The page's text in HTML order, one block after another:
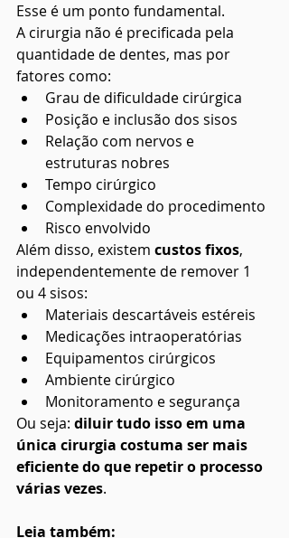
Esse é um ponto fundamental.
A cirurgia não é precificada pela
quantidade de dentes, mas por
fatores como:
Grau de dificuldade cirúrgica
Posição e inclusão dos sisos
Relação com nervos e
estruturas nobres
Tempo cirúrgico
Complexidade do procedimento
Risco envolvido
Além disso, existem custos fixos,
independentemente de remover 1
ou 4 sisos:
Materiais descartáveis estéreis
Medicações intraoperatórias
Equipamentos cirúrgicos
Ambiente cirúrgico
Monitoramento e segurança
Ou seja: diluir tudo isso em uma
única cirurgia costuma ser mais
eficiente do que repetir o processo
várias vezes.
Leia também: